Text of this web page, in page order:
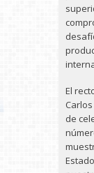
El
de